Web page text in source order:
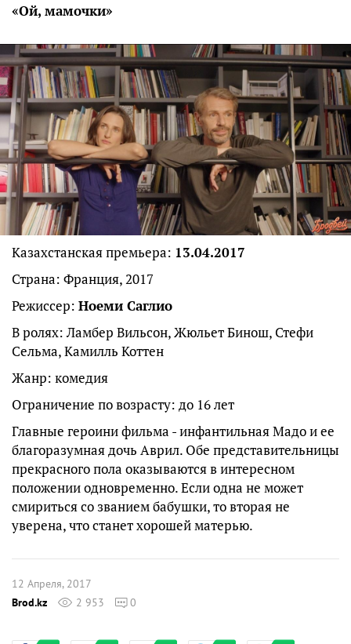
«Ой, мамочки»
Казахстанская премьера: 13.04.2017
Страна: Франция, 2017
Режиссер: Ноеми Саглио
В ролях: Ламбер Вильсон, Жюльет Бинош, Стефи
Сельма, Камилль Коттен
Жанр: комедия
Ограничение по возрасту: до 16 лет
Главные героини фильма - инфантильная Мадо и ее
благоразумная дочь Аврил. Обе представительницы
прекрасного пола оказываются в интересном
положении одновременно. Если одна не может
смириться со званием бабушки, то вторая не
уверена, что станет хорошей матерью.
12 Апреля, 2017
Brod.kz
2 953 0